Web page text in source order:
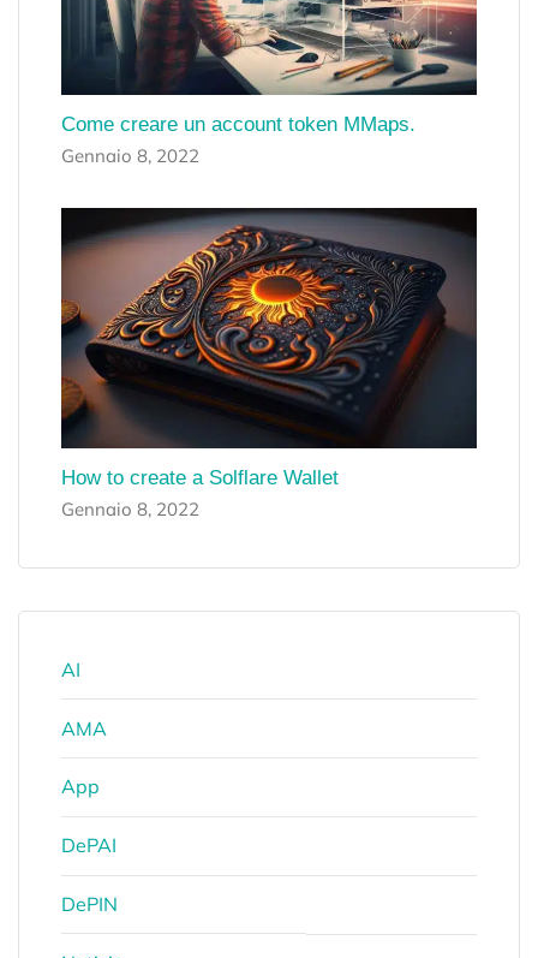
Come creare un account token MMaps.
Gennaio 8, 2022
How to create a Solflare Wallet
Gennaio 8, 2022
AI
AMA
App
DePAI
DePIN